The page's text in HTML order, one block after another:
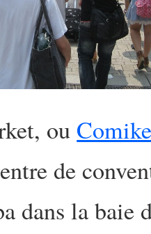
ou
de
dans la baie